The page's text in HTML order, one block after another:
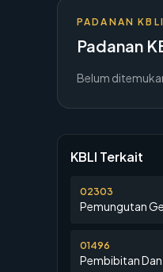
PADANAN
Padanan
Belum
KBLI Terkait
02303
Pemungutan
01496
Pembibitan